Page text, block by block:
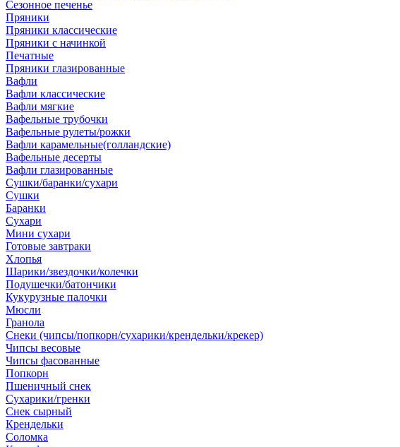
Сезонное печенье
Пряники
Пряники классические
Пряники с начинкой
Печатные
Пряники глазированные
Вафли
Вафли классические
Вафли мягкие
Вафельные трубочки
Вафельные рулеты/рожки
Вафли карамельные(голландские)
Вафельные десерты
Вафли глазированные
Сушки/баранки/сухари
Сушки
Баранки
Сухари
Мини сухари
Готовые завтраки
Хлопья
Шарики/звездочки/колечки
Подушечки/батончики
Кукурузные палочки
Мюсли
Гранола
Снеки (чипсы/попкорн/сухарики/крендельки/крекер)
Чипсы весовые
Чипсы фасованные
Попкорн
Пшеничный снек
Сухарики/гренки
Снек сырный
Крендельки
Соломка